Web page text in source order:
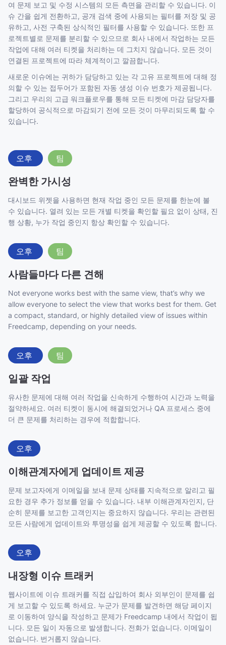
여 문제 보고 및 수정 시스템의 모든 측면을 관리할 수 있습니다. 이
슈 간을 쉽게 전환하고, 공개 검색 중에 사용되는 필터를 저장 및 공
유하고, 사전 구축된 상식적인 필터를 사용할 수 있습니다. 또한 프
로젝트별로 문제를 분리할 수 있으므로 회사 내에서 작업하는 모든
작업에 대해 여러 티켓을 처리하는 데 그치지 않습니다. 모든 것이
연결된 프로젝트에 따라 체계적이고 깔끔합니다.
새로운 이슈에는 귀하가 담당하고 있는 각 고유 프로젝트에 대해 정
의할 수 있는 접두어가 포함된 자동 생성 이슈 번호가 제공됩니다.
그리고 우리의 고급 워크플로우를 통해 모든 티켓에 마감 담당자를
할당하여 공식적으로 마감되기 전에 모든 것이 마무리되도록 할 수
있습니다.
오후 팀
완벽한 가시성
대시보드 위젯을 사용하면 현재 작업 중인 모든 문제를 한눈에 볼
수 있습니다. 열려 있는 모든 개별 티켓을 확인할 필요 없이 상태, 진
행 상황, 누가 작업 중인지 항상 확인할 수 있습니다.
오후 팀
사람들마다 다른 견해
Not everyone works best with the same view, that’s why we
allow everyone to select the view that works best for them. Get
a compact, standard, or highly detailed view of issues within
Freedcamp, depending on your needs.
오후 팀
일괄 작업
유사한 문제에 대해 여러 작업을 신속하게 수행하여 시간과 노력을
절약하세요. 여러 티켓이 동시에 해결되었거나 QA 프로세스 중에
더 큰 문제를 처리하는 경우에 적합합니다.
오후
이해관계자에게 업데이트 제공
문제 보고자에게 이메일을 보내 문제 상태를 지속적으로 알리고 필
요한 경우 추가 정보를 얻을 수 있습니다. 내부 이해관계자인지, 단
순히 문제를 보고한 고객인지는 중요하지 않습니다. 우리는 관련된
모든 사람에게 업데이트와 투명성을 쉽게 제공할 수 있도록 합니다.
오후
내장형 이슈 트래커
웹사이트에 이슈 트래커를 직접 삽입하여 회사 외부인이 문제를 쉽
게 보고할 수 있도록 하세요. 누군가 문제를 발견하면 해당 페이지
로 이동하여 양식을 작성하고 문제가 Freedcamp 내에서 작업이 됩
니다. 모든 일이 자동으로 발생합니다. 전화가 없습니다. 이메일이
없습니다. 번거롭지 않습니다.